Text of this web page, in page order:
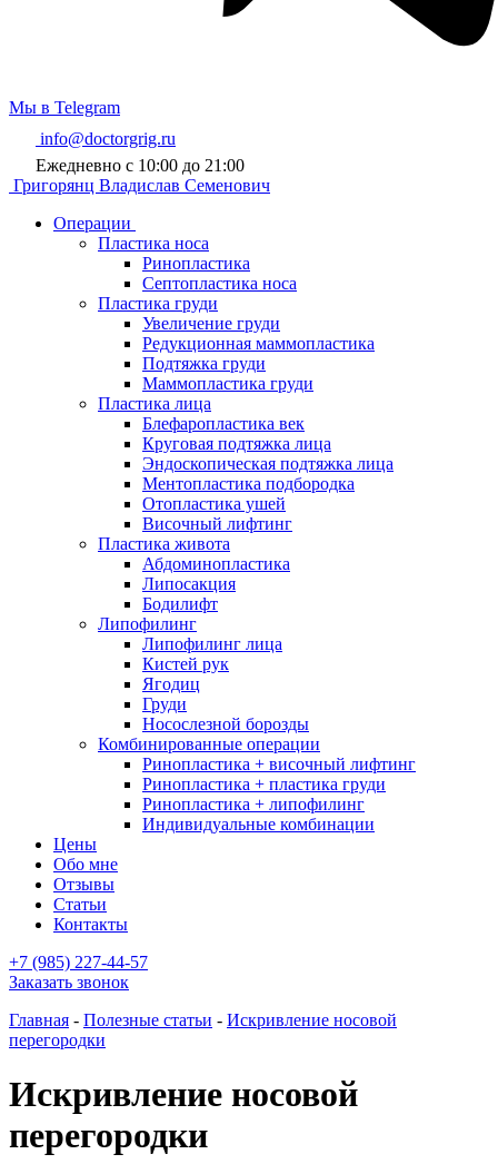
Мы в Telegram
info@doctorgrig.ru
Ежедневно с 10:00 до 21:00
Григорянц Владислав Семенович
Операции
Пластика носа
Ринопластика
Септопластика носа
Пластика груди
Увеличение груди
Редукционная маммопластика
Подтяжка груди
Маммопластика груди
Пластика лица
Блефаропластика век
Круговая подтяжка лица
Эндоскопическая подтяжка лица
Ментопластика подбородка
Отопластика ушей
Височный лифтинг
Пластика живота
Абдоминопластика
Липосакция
Бодилифт
Липофилинг
Липофилинг лица
Кистей рук
Ягодиц
Груди
Носослезной борозды
Комбинированные операции
Ринопластика + височный лифтинг
Ринопластика + пластика груди
Ринопластика + липофилинг
Индивидуальные комбинации
Цены
Обо мне
Отзывы
Статьи
Контакты
+7 (985) 227-44-57
Заказать звонок
Главная - Полезные статьи - Искривление носовой
перегородки
Искривление носовой
перегородки